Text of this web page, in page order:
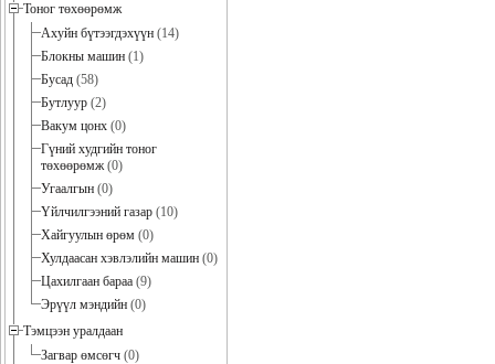
Тоног төхөөрөмж
Ахуйн бүтээгдэхүүн (14)
Блокны машин (1)
Бусад (58)
Бутлуур (2)
Вакум цонх (0)
Гүний худгийн тоног
төхөөрөмж(0)
Угаалгын (0)
Үйлчилгээний газар (10)
Хайгуулын өрөм (0)
Хулдаасан хэвлэлийн машин (0)
Цахилгаан бараа (9)
Эрүүл мэндийн (0)
Тэмцээн уралдаан
Загвар өмсөгч (0)